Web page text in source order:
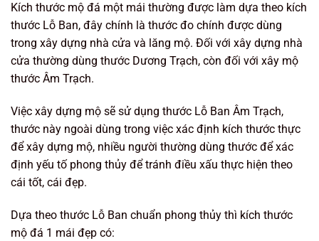
Kích thước mộ đá một mái thường được làm dựa theo kích
thước Lỗ Ban, đây chính là thước đo chính được dùng
trong xây dựng nhà cửa và lăng mộ. Đối với xây dựng nhà
cửa thường dùng thước Dương Trạch, còn đối với xây mộ
thước Âm Trạch.
Việc xây dựng mộ sẽ sử dụng thước Lỗ Ban Âm Trạch,
thước này ngoài dùng trong việc xác định kích thước thực
để xây dựng mộ, nhiều người thường dùng thước để xác
định yếu tố phong thủy để tránh điều xấu thực hiện theo
cái tốt, cái đẹp.
Dựa theo thước Lỗ Ban chuẩn phong thủy thì kích thước
mộ đá 1 mái đẹp có: